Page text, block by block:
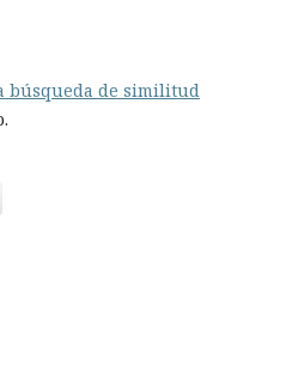
búsqueda de similitud